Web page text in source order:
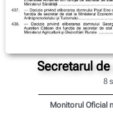
Secretarul
8
Monitorul Oficial